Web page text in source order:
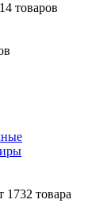
14 товаров
1732 товара